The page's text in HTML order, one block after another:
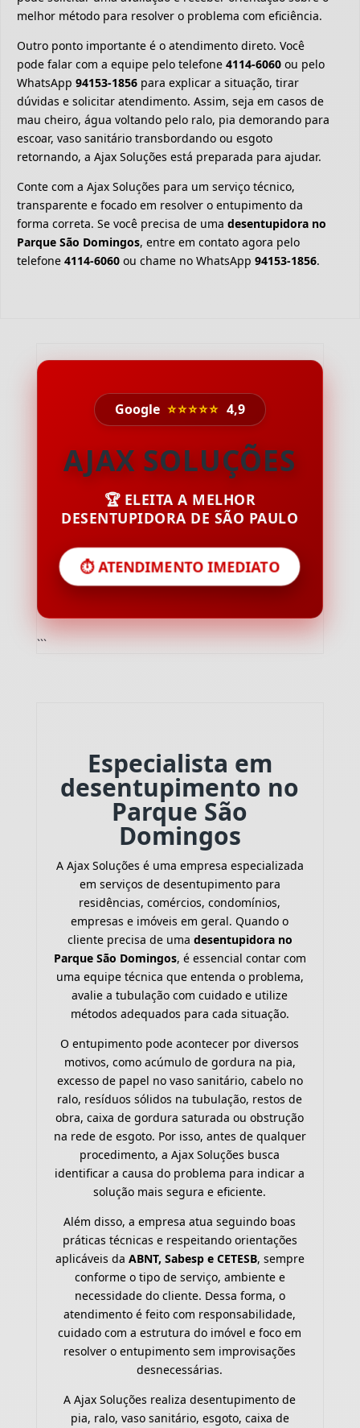
melhor método para resolver o problema com eficiência.
Outro ponto importante é o atendimento direto. Você
pode falar com a equipe pelo telefone 4114-6060 ou pelo
WhatsApp 94153-1856 para explicar a situação, tirar
dúvidas e solicitar atendimento. Assim, seja em casos de
mau cheiro, água voltando pelo ralo, pia demorando para
escoar, vaso sanitário transbordando ou esgoto
retornando, a Ajax Soluções está preparada para ajudar.
Conte com a Ajax Soluções para um serviço técnico,
transparente e focado em resolver o entupimento da
forma correta. Se você precisa de uma desentupidora no
Parque São Domingos, entre em contato agora pelo
telefone 4114-6060 ou chame no WhatsApp 94153-1856.
Google ⭐⭐⭐⭐⭐ 4,9
AJAX SOLUÇÕES
🏆 ELEITA A MELHOR
DESENTUPIDORA DE SÃO PAULO
⏱️ ATENDIMENTO IMEDIATO
```
Especialista em
desentupimento no
Parque São
Domingos
A Ajax Soluções é uma empresa especializada
em serviços de desentupimento para
residências, comércios, condomínios,
empresas e imóveis em geral. Quando o
cliente precisa de uma desentupidora no
Parque São Domingos, é essencial contar com
uma equipe técnica que entenda o problema,
avalie a tubulação com cuidado e utilize
métodos adequados para cada situação.
O entupimento pode acontecer por diversos
motivos, como acúmulo de gordura na pia,
excesso de papel no vaso sanitário, cabelo no
ralo, resíduos sólidos na tubulação, restos de
obra, caixa de gordura saturada ou obstrução
na rede de esgoto. Por isso, antes de qualquer
procedimento, a Ajax Soluções busca
identificar a causa do problema para indicar a
solução mais segura e eficiente.
Além disso, a empresa atua seguindo boas
práticas técnicas e respeitando orientações
aplicáveis da ABNT, Sabesp e CETESB, sempre
conforme o tipo de serviço, ambiente e
necessidade do cliente. Dessa forma, o
atendimento é feito com responsabilidade,
cuidado com a estrutura do imóvel e foco em
resolver o entupimento sem improvisações
desnecessárias.
A Ajax Soluções realiza desentupimento de
pia, ralo, vaso sanitário, esgoto, caixa de